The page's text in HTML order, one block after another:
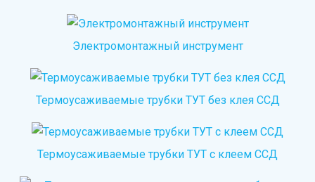
Электромонтажный инструмент
Термоусаживаемые трубки ТУТ без клея ССД
Термоусаживаемые трубки ТУТ с клеем ССД